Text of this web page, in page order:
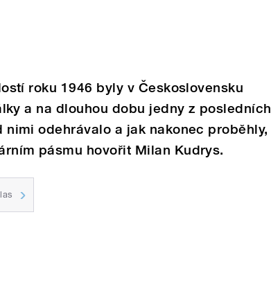
roku 1946 byly v Československu
a na dlouhou dobu jedny z posledních
odehrávalo a jak nakonec proběhly,
pásmu hovořit Milan Kudrys.